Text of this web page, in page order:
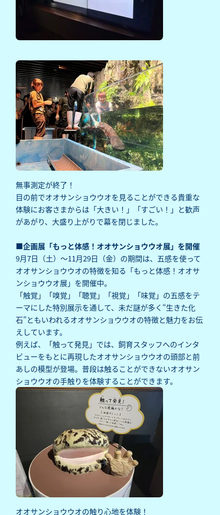
無事測定が終了！
目の前でオオサンショウウオを見ることができる貴重な
体験にお客さまからは「大きい！」「すごい！」と歓声
があがり、大盛り上がりで幕を閉じました。
■企画展「もっと体感！オオサンショウウオ展」を開催
9月7日（土）～11月29日（金）の期間は、五感を使って
オオサンショウウオの特徴を知る「もっと体感！オオサ
ンショウウオ展」を開催中。
「触覚」「嗅覚」「聴覚」「視覚」「味覚」の五感をテ
ーマにした特別展示を通して、未だ謎が多く“生きた化
石”ともいわれるオオサンショウウオの特徴と魅力をお伝
えしています。
例えば、「触って発見」では、飼育スタッフへのインタ
ビューをもとに再現したオオサンショウウオの頭部と前
あしの模型が登場。普段は触ることができないオオサン
ショウウオの手触りを体験することができます。
オオサンショウウオの触り心地を体験！